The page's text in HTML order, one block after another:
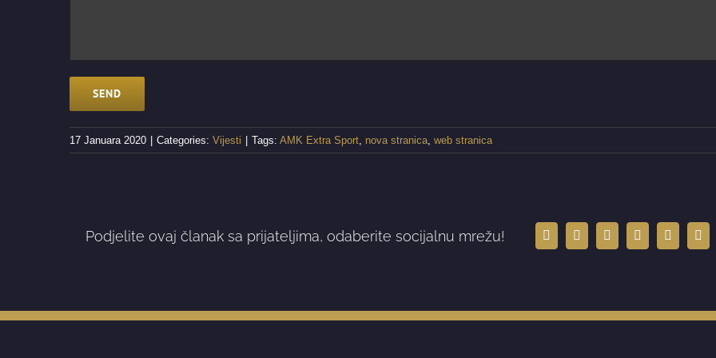
17 Januara 2020 Categories: Vijesti Tags: AMK Extra Sport, nova stranica, web stranica
Podjelite ovaj članak sa prijateljima, odaberite socijalnu mrežu! Facebook
X LinkedInWhatsAppTumblr